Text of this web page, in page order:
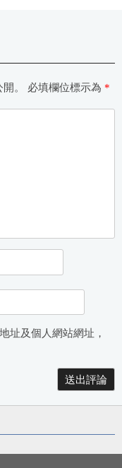
。 必填欄位標示為 *
址及個人網站網址，